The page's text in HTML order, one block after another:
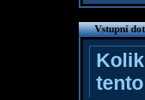
Vstupní